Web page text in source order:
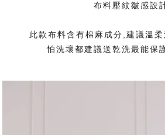
布料壓紋皺感設
此款布料含有棉麻成分,建議溫
怕洗壞都建議送乾洗最能保